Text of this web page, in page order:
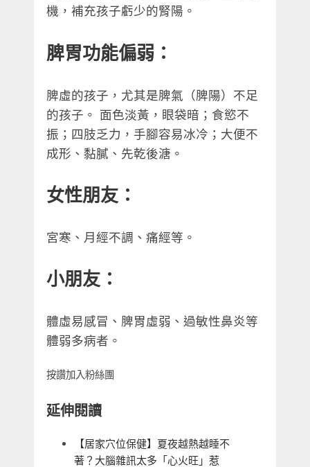
機，補充孩子虧少的腎陽。
脾胃功能偏弱：
脾虛的孩子，尤其是脾氣（脾陽）不足
的孩子。 面色淡黃，眼袋暗；食慾不
振；四肢乏力，手腳容易冰冷；大便不
成形、黏膩、先乾後溏。
女性朋友：
宮寒、月經不調、痛經等。
小朋友：
體虛易感冒、脾胃虛弱、過敏性鼻炎等
體弱多病者。
按讚加入粉絲團
延伸閱讀
【居家穴位保健】夏夜越熱越睡不
著？大腦雜訊太多「心火旺」惹